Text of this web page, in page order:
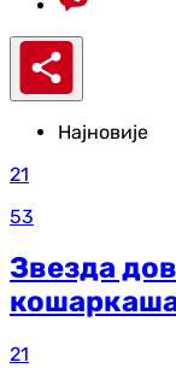
Најновије
21
53
Звезда
21